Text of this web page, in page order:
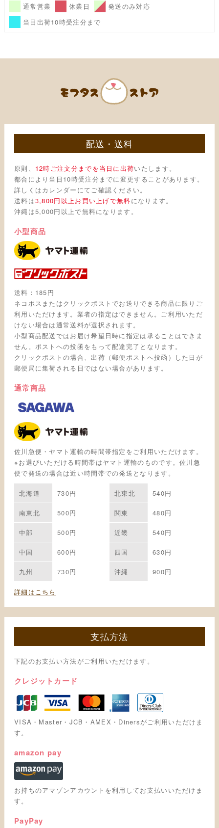
通常営業 休業日
発送のみ対応
当日出荷10時受注分まで
配送・送料
原則、 12時ご注文分までを当日に出荷いたします。
都合により当日10時受注分までに変更することがあります。
詳しくはカレンダーにてご確認ください。
送料は3,800円以上お買い上げで無料になります。
沖縄は5,000円以上で無料になります。
小型商品
送料：185円
ネコポスまたはクリックポストでお送りできる商品に限りご
利用いただけます。業者の指定はできません。ご利用いただ
けない場合は通常送料が選択されます。
小型商品配送ではお届け希望日時に指定は承ることはできま
せん。ポストへの投函をもって配達完了となります。
クリックポストの場合、出荷（郵便ポストへ投函）した日が
郵便局に集荷される日ではない場合があります。
通常商品
佐川急便・ヤマト運輸の時間帯指定をご利用いただけます。
※お選びいただける時間帯はヤマト運輸のものです。佐川急
便で発送の場合は近い時間帯での発送となります。
北海道 730円 北東北 540円
南東北 500円 関東 480円
中部 500円 近畿 540円
中国 600円 四国 630円
九州 730円 沖縄 900円
詳細はこちら
支払方法
下記のお支払い方法がご利用いただけます。
クレジットカード
VISA・Master・JCB・AMEX・Dinersがご利用いただけま
す。
amazon pay
お持ちのアマゾンアカウントを利用してお支払いいただけま
す。
PayPay